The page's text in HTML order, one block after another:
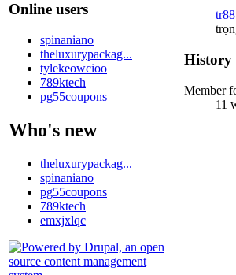
Online users
spinaniano
theluxurypackag...
tylekeowcioo
789ktech
pg55coupons
Who's new
theluxurypackag...
spinaniano
pg55coupons
789ktech
emxjxlqc
tr88
History
Member
11